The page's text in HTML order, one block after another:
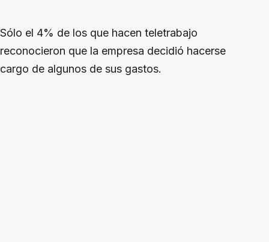
Sólo el 4% de los que hacen teletrabajo
reconocieron que la empresa decidió hacerse
cargo de algunos de sus gastos.